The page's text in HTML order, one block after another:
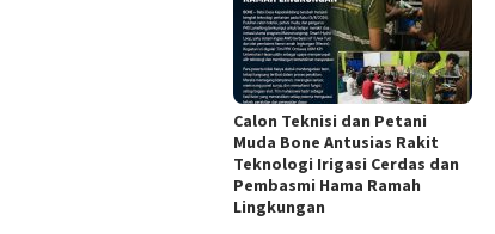
Calon Teknisi dan Petani
Muda Bone Antusias Rakit
Teknologi Irigasi Cerdas dan
Pembasmi Hama Ramah
Lingkungan